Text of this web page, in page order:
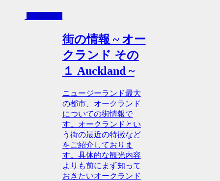
- 街の情報
街の情報 ~ オー
クランド その
１ Auckland ~
ニュージーランド最大
の都市、オークランド
についての街情報で
す。オークランドとい
う街の最近の特徴など
をご紹介しておりま
す。具体的な観光内容
よりも前にまず知って
おきたいオークランド